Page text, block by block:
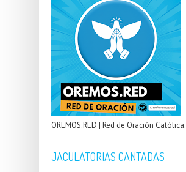
OREMOS.RED | Red de Oración Católica.
JACULATORIAS CANTADAS